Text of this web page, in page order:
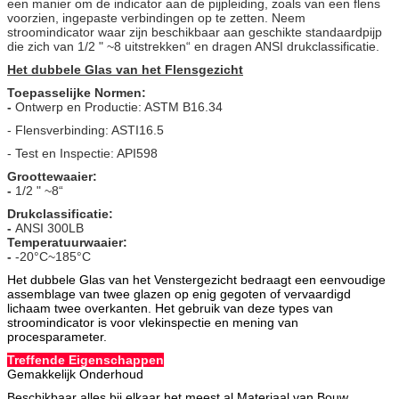
een manier om de indicator aan de pijpleiding, zoals van een flens
voorzien, ingepaste verbindingen op te zetten. Neem
stroomindicator waar zijn beschikbaar aan geschikte standaardpijp
die zich van 1/2 " ~8 uitstrekken“ en dragen ANSI drukclassificatie.
Het dubbele Glas van het Flensgezicht
Toepasselijke Normen:
- Ontwerp en Productie: ASTM B16.34
- Flensverbinding: ASTI16.5
- Test en Inspectie: API598
Groottewaaier:
- 1/2 " ~8“
Drukclassificatie:
- ANSI 300LB
Temperatuurwaaier:
- -20°C~185°C
Het dubbele Glas van het Venstergezicht bedraagt een eenvoudige
assemblage van twee glazen op enig gegoten of vervaardigd
lichaam twee overkanten. Het gebruik van deze types van
stroomindicator is voor vlekinspectie en mening van
procesparameter.
Treffende Eigenschappen
Gemakkelijk Onderhoud